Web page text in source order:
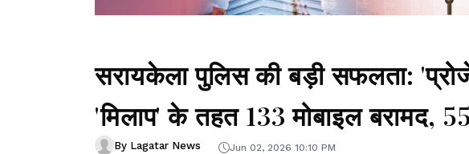
सरायकेला पुलिस की बड़ी सफलता:
'मिलाप' के तहत 133 मोबाइल बरामद,
By Lagatar News Jun 02, 2026 10:10 PM